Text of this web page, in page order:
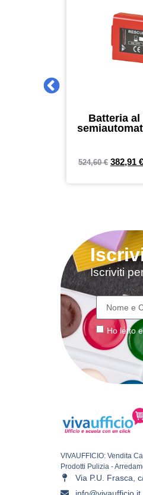
Batteria
524,60€ 382,91 €
Iscriviti
Ho letto
VIVAUFFICIO: Vendita
Prodotti Pulizia -
Via P.U. Frasca,